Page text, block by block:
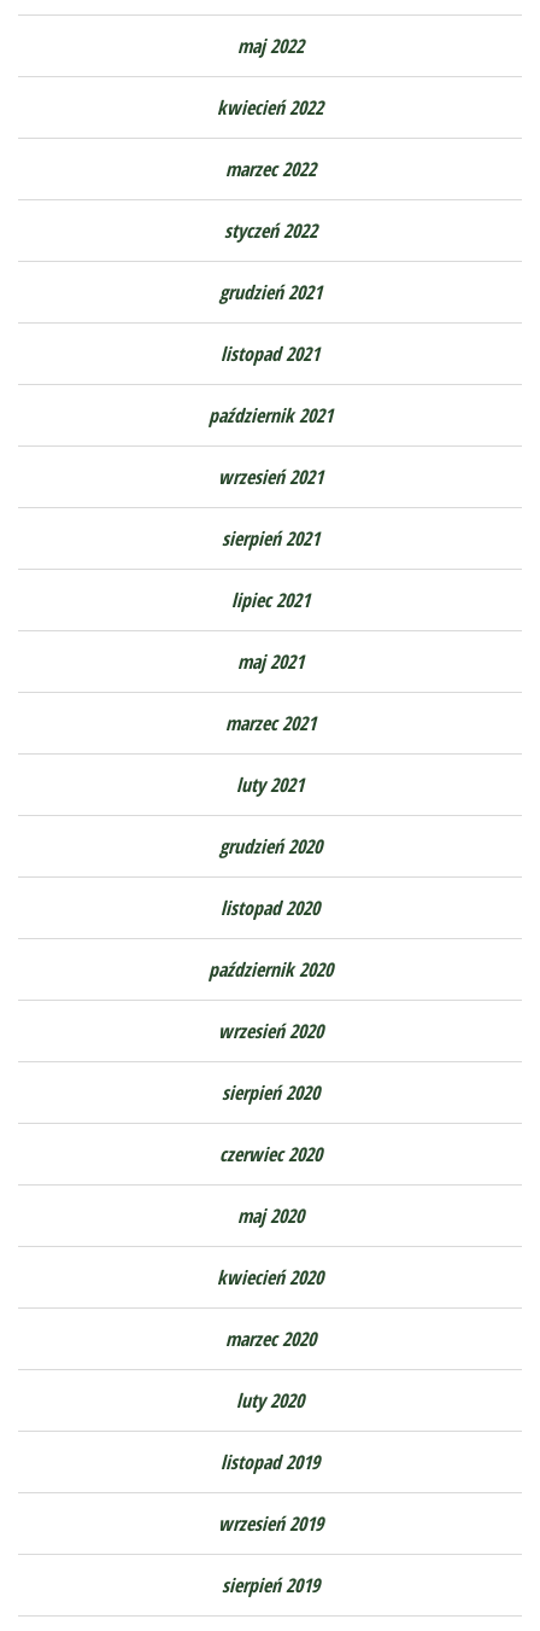
maj 2022
kwiecień 2022
marzec 2022
styczeń 2022
grudzień 2021
listopad 2021
październik 2021
wrzesień 2021
sierpień 2021
lipiec 2021
maj 2021
marzec 2021
luty 2021
grudzień 2020
listopad 2020
październik 2020
wrzesień 2020
sierpień 2020
czerwiec 2020
maj 2020
kwiecień 2020
marzec 2020
luty 2020
listopad 2019
wrzesień 2019
sierpień 2019